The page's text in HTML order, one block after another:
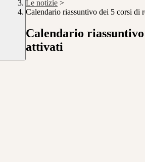
Le notizie >
Calendario riassuntivo dei 5 corsi di
Calendario
attivati